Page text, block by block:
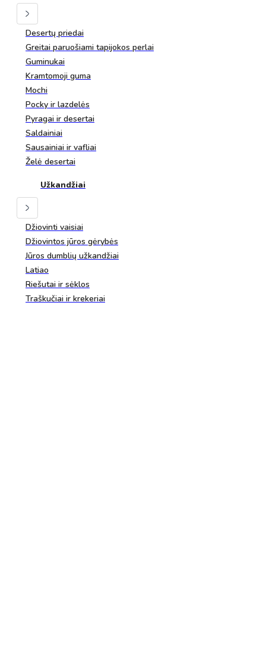
Desertų priedai
Greitai paruošiami tapijokos perlai
Guminukai
Kramtomoji guma
Mochi
Pocky ir lazdelės
Pyragai ir desertai
Saldainiai
Sausainiai ir vafliai
Želė desertai
Užkandžiai
Džiovinti vaisiai
Džiovintos jūros gėrybės
Jūros dumblių užkandžiai
Latiao
Riešutai ir sėklos
Traškučiai ir krekeriai